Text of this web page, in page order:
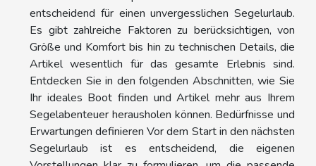
entscheidend für einen unvergesslichen Segelurlaub.
Es gibt zahlreiche Faktoren zu berücksichtigen, von
Größe und Komfort bis hin zu technischen Details, die
Artikel wesentlich für das gesamte Erlebnis sind.
Entdecken Sie in den folgenden Abschnitten, wie Sie
Ihr ideales Boot finden und Artikel mehr aus Ihrem
Segelabenteuer herausholen können. Bedürfnisse und
Erwartungen definieren Vor dem Start in den nächsten
Segelurlaub ist es entscheidend, die eigenen